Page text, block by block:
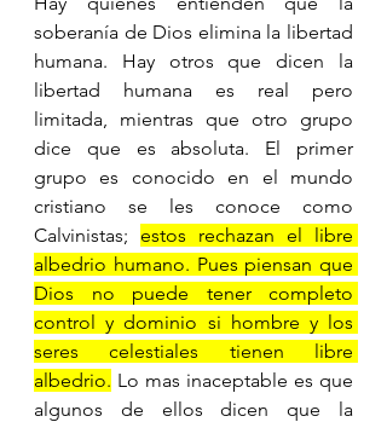
soberanía de Dios elimina la libertad
humana. Hay otros que dicen la
libertad humana es real pero
limitada, mientras que otro grupo
dice que es absoluta. El primer
grupo es conocido en el mundo
cristiano se les conoce como
Calvinistas; estos rechazan el libre
albedrio humano. Pues piensan que
Dios no puede tener completo
control y dominio si hombre y los
seres celestiales tienen libre
albedrio. Lo mas inaceptable es que
algunos de ellos dicen que la